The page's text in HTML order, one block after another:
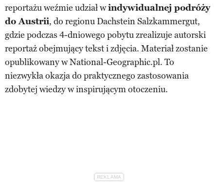
reportażu weźmie udział windywidualnej podróży
do Austrii, do regionu Dachstein Salzkammergut,
gdzie podczas 4-dniowego pobytu zrealizuje autorski
reportaż obejmujący tekst i zdjęcia. Materiał zostanie
opublikowany w National-Geographic.pl. To
niezwykła okazja do praktycznego zastosowania
zdobytej wiedzy w inspirującym otoczeniu.